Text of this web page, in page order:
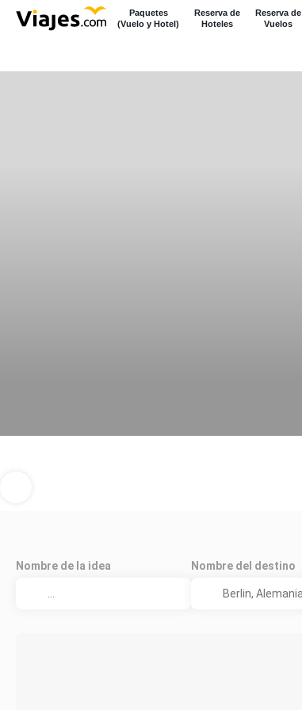
Paquetes
(Vuelo y Hotel)
Reserva de
Hoteles
Reserva de
Vuelos
Nombre de la idea Nombre del destino